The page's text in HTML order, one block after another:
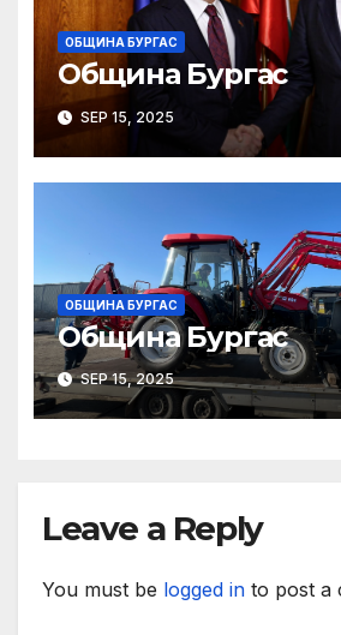
ОБЩИНА БУРГАС
Община Бургас
SEP 15, 2025
ОБЩИНА БУРГАС
Община Бургас
SEP 15, 2025
Leave a Reply
You must be logged in to post a